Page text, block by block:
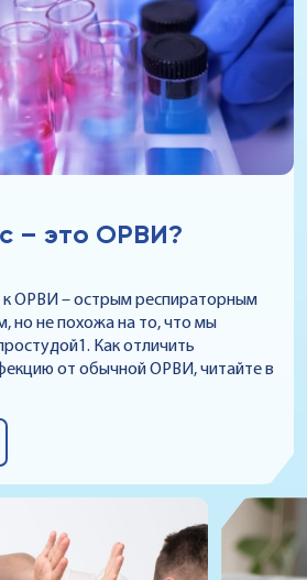
– это ОРВИ?
к ОРВИ – острым респираторным
но не похожа на то, что мы
Как отличить
от обычной ОРВИ, читайте в